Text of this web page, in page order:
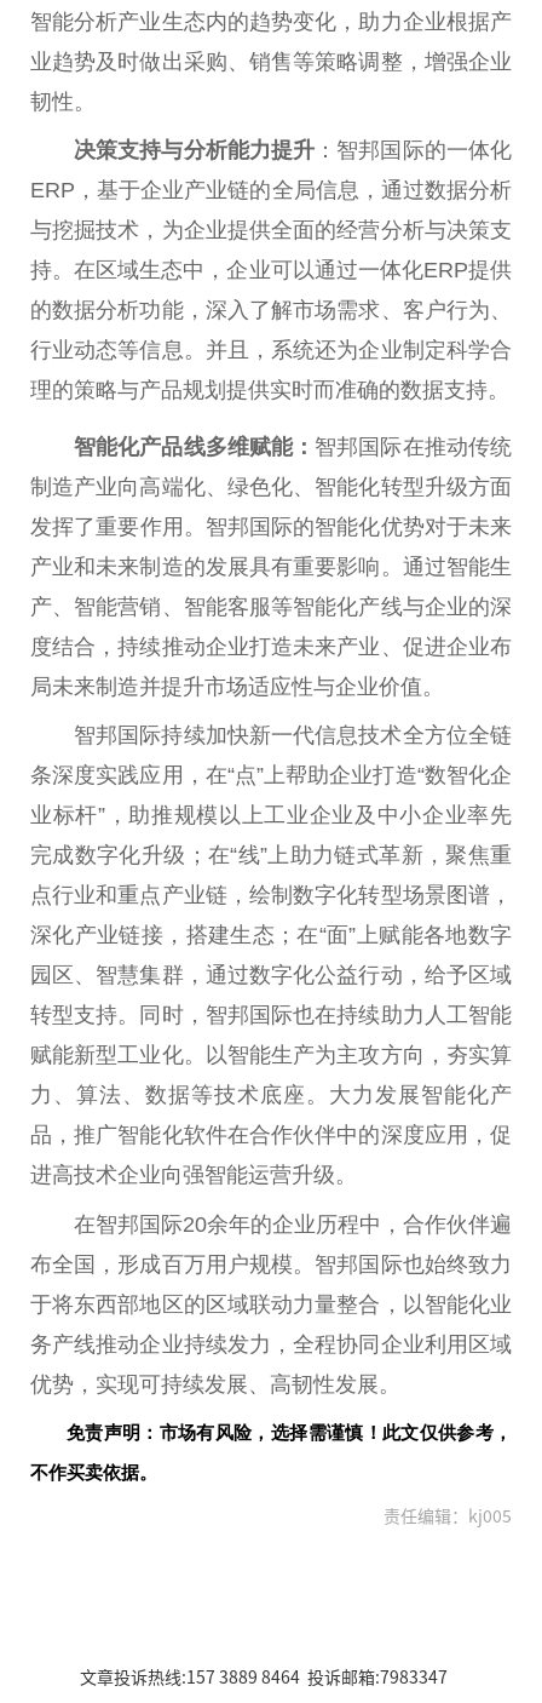
智能分析产业生态内的趋势变化，助力企业根据产
业趋势及时做出采购、销售等策略调整，增强企业
韧性。
决策支持与分析能力提升 ：智邦国际的一体化
ERP，基于企业产业链的全局信息，通过数据分析
与挖掘技术，为企业提供全面的经营分析与决策支
持。在区域生态中，企业可以通过一体化ERP提供
的数据分析功能，深入了解市场需求、客户行为、
行业动态等信息。并且，系统还为企业制定科学合
理的策略与产品规划提供实时而准确的数据支持。
智能化产品线多维赋能： 智邦国际在推动传统
制造产业向高端化、绿色化、智能化转型升级方面
发挥了重要作用。智邦国际的智能化优势对于未来
产业和未来制造的发展具有重要影响。通过智能生
产、智能营销、智能客服等智能化产线与企业的深
度结合，持续推动企业打造未来产业、促进企业布
局未来制造并提升市场适应性与企业价值。
智邦国际持续加快新一代信息技术全方位全链
条深度实践应用，在“点”上帮助企业打造“数智化企
业标杆”，助推规模以上工业企业及中小企业率先
完成数字化升级；在“线”上助力链式革新，聚焦重
点行业和重点产业链，绘制数字化转型场景图谱，
深化产业链接，搭建生态；在“面”上赋能各地数字
园区、智慧集群，通过数字化公益行动，给予区域
转型支持。同时，智邦国际也在持续助力人工智能
赋能新型工业化。以智能生产为主攻方向，夯实算
力、算法、数据等技术底座。大力发展智能化产
品，推广智能化软件在合作伙伴中的深度应用，促
进高技术企业向强智能运营升级。
在智邦国际20余年的企业历程中，合作伙伴遍
布全国，形成百万用户规模。智邦国际也始终致力
于将东西部地区的区域联动力量整合，以智能化业
务产线推动企业持续发力，全程协同企业利用区域
优势，实现可持续发展、高韧性发展。
免责声明：市场有风险，选择需谨慎！此文仅供参考，
不作买卖依据。
责任编辑：kj005
文章投诉热线:157 3889 8464 投诉邮箱:7983347